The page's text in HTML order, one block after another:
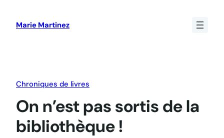
Marie Martinez
Chroniques de livres
On n’est pas sortis de la
bibliothèque !